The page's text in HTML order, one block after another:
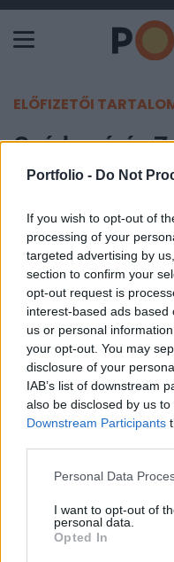
Portfolio - Do Not
If you wish to opt-out of
processing of your
targeted advertising by
section to confirm your
opt-out request is
interest-based ads
us or personal
your opt-out. You may
disclosure of your
IAB’s list of downstream
also be disclosed by us
Downstream Participants
Personal Data
I want to opt-out of
personal data.
Opted In
ELŐFIZETŐI
Gyárbezárás
MTI
2021. január 20. 17:58
Átszervezi
Dairy Hungary Zrt. -
bezárja
fejleszti veszprémi
társaság szerdán az
Future of Finance
jelentkezésAz üzletvitel
francia tulajdonú
tevékenységének